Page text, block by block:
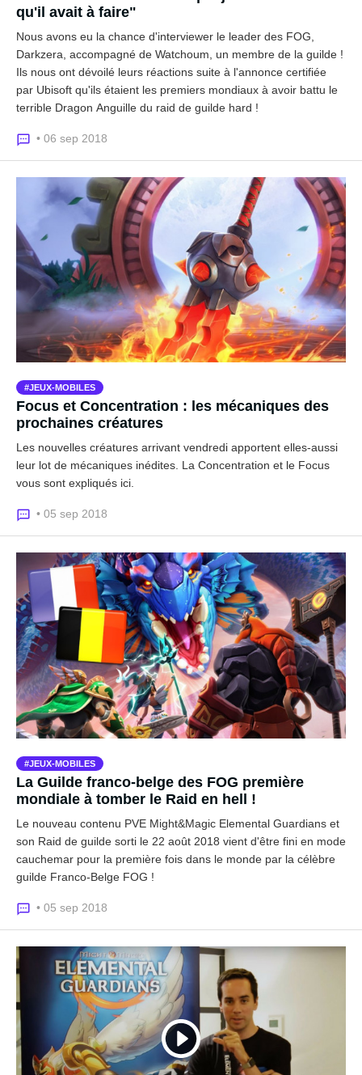
qu'il avait à faire"
Nous avons eu la chance d'interviewer le leader des FOG,
Darkzera, accompagné de Watchoum, un membre de la guilde !
Ils nous ont dévoilé leurs réactions suite à l'annonce certifiée
par Ubisoft qu'ils étaient les premiers mondiaux à avoir battu le
terrible Dragon Anguille du raid de guilde hard !
• 06 sep 2018
JEUX-MOBILES
Focus et Concentration : les mécaniques des
prochaines créatures
Les nouvelles créatures arrivant vendredi apportent elles-aussi
leur lot de mécaniques inédites. La Concentration et le Focus
vous sont expliqués ici.
• 05 sep 2018
JEUX-MOBILES
La Guilde franco-belge des FOG première
mondiale à tomber le Raid en hell !
Le nouveau contenu PVE Might&Magic Elemental Guardians et
son Raid de guilde sorti le 22 août 2018 vient d'être fini en mode
cauchemar pour la première fois dans le monde par la célèbre
guilde Franco-Belge FOG !
• 05 sep 2018